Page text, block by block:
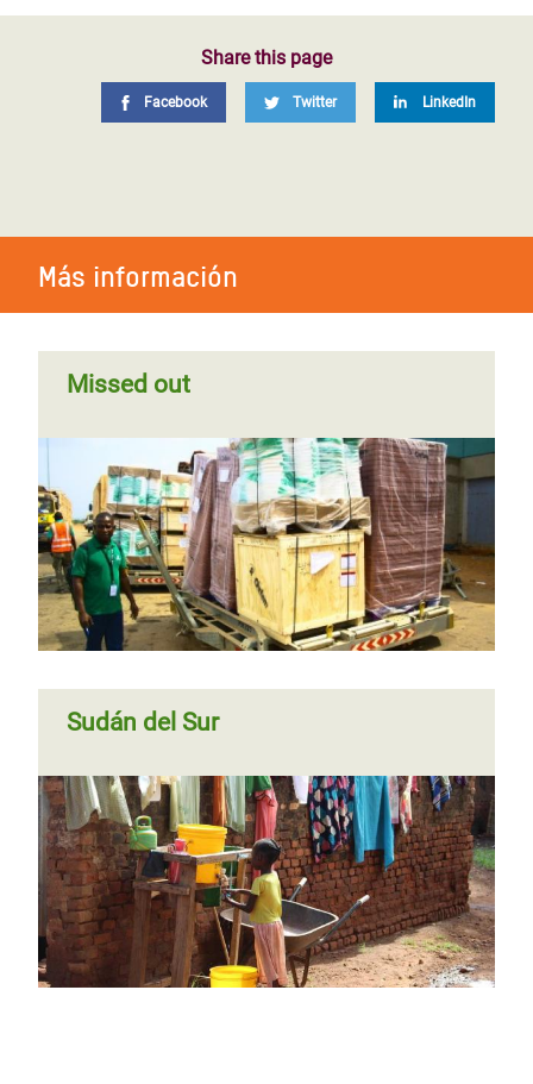
Share this page
Facebook Twitter LinkedIn
Más información
Missed out
Sudán del Sur